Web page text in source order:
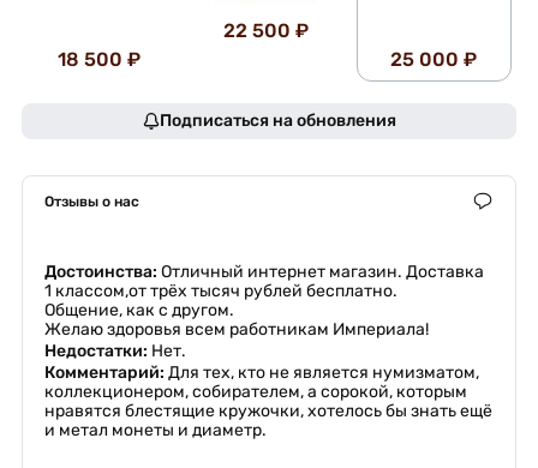
18 500 ₽
22 500 ₽
25 000 ₽
Подписаться на обновления
Отзывы о нас
Достоинства: Отличный интернет магазин. Доставка
1 классом,от трёх тысяч рублей бесплатно.
Общение, как с другом.
Желаю здоровья всем работникам Империала!
Недостатки: Нет.
Комментарий: Для тех, кто не является нумизматом,
коллекционером, собирателем, а сорокой, которым
нравятся блестящие кружочки, хотелось бы знать ещё
и метал монеты и диаметр.